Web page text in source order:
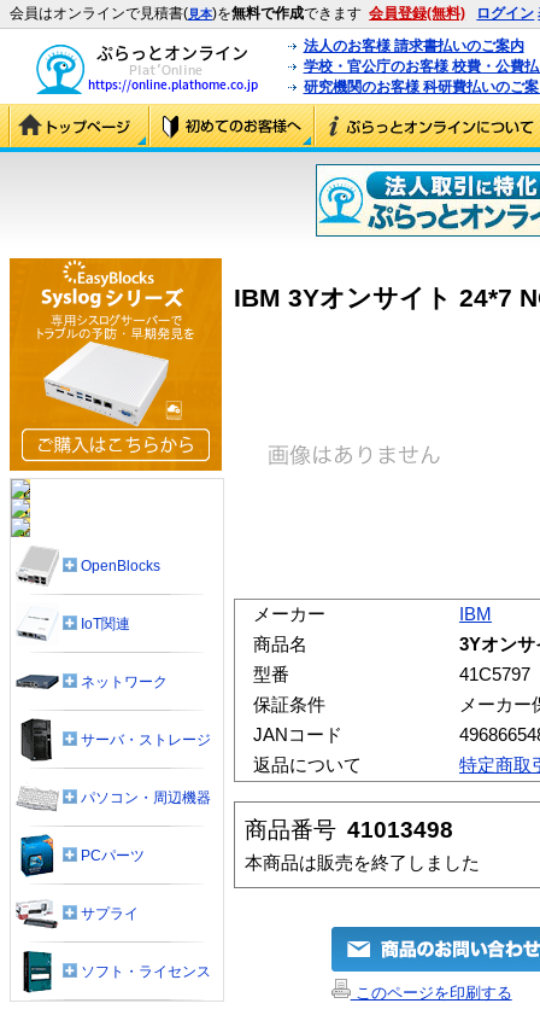
会員はオンラインで見積書(見本)を無料で作成できます 会員登録(無料) ログイン
法人のお客様 請求書払いのご案内
学校・官公庁のお客様 校費・公費
研究機関のお客様 科研費払いのご
IBM 3Yオンサイト 24*7
メーカー
IBM
商品名
3Yオン
型番
41C5797
保証条件
メーカー
JANコード
返品について
特定商取
商品番号 41013498
本商品は販売を終了しました
このページを印刷する
OpenBlocks
IoT関連
ネットワーク
サーバ・ストレージ
パソコン・周辺機器
PCパーツ
サプライ
ソフト・ライセンス